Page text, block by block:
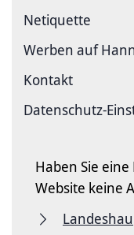
Netiquette
Werben auf
Kontakt
Datenschutz-
Haben Sie
Website keine